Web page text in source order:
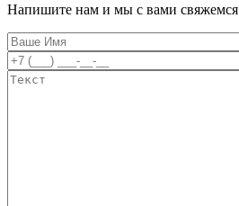
Напишите нам и мы с вами свяжемся